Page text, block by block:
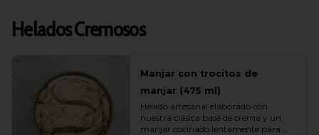
Helados Cremosos
Manjar con trocitos de
manjar (475 ml)
Helado artesanal elaborado con
nuestra clásica base de crema y un
manjar cocinado lentamente para